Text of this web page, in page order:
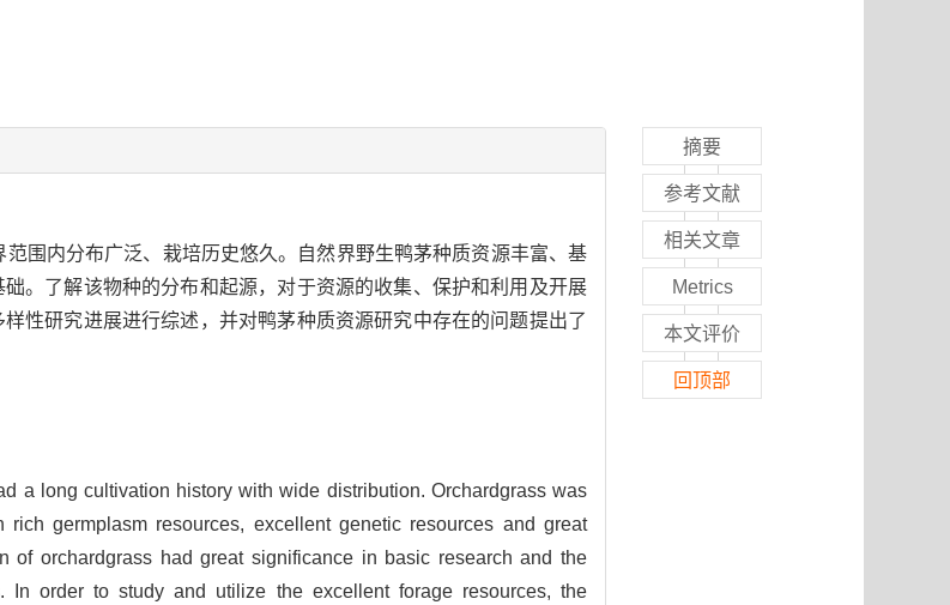
围内分布广泛、栽培历史悠久。自然界野生鸭茅种质资源丰富、基
。了解该物种的分布和起源，对于资源的收集、保护和利用及开展
性研究进展进行综述，并对鸭茅种质资源研究中存在的问题提出了
a long cultivation history with wide distribution. Orchardgrass was
germplasm resources, excellent genetic resources and great
of orchardgrass had great significance in basic research and the
In order to study and utilize the excellent forage resources, the
摘要
参考文献
相关文章
Metrics
本文评价
回顶部